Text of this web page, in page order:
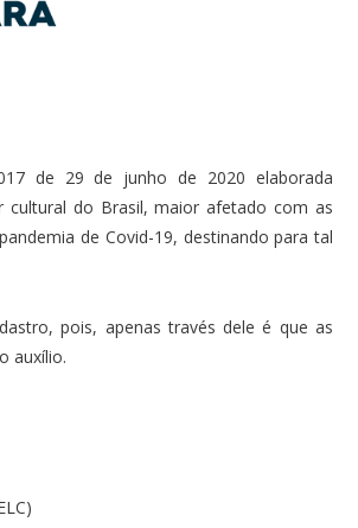
de 29 de junho de 2020 elaborada
do Brasil, maior afetado com as
de Covid-19, destinando para tal
pois, apenas través dele é que as
auxílio.